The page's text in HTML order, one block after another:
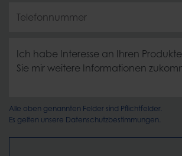
Alle oben genannten Felder sind Pflichtfelder.
Es gelten unsere Datenschutzbestimmungen.